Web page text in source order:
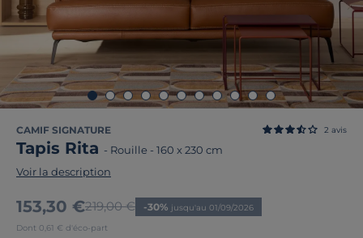
CAMIF SIGNATURE
Tapis Rita - Rouille - 160 x 230 cm
2 avis
Voir la description
Nouveau prix
153,30 €Ancien prix
219,00 € -30% jusqu'au 01/09/2026
Dont 0,61 € d'éco-part